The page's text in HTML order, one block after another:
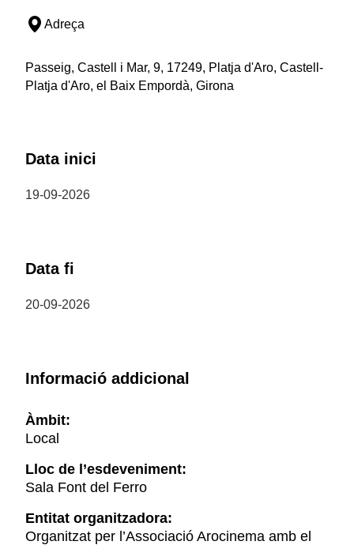
Adreça
Passeig, Castell i Mar, 9, 17249, Platja d'Aro, Castell-
Platja d'Aro, el Baix Empordà, Girona
Data inici
19-09-2026
Data fi
20-09-2026
Informació addicional
Àmbit:
Local
Lloc de l’esdeveniment:
Sala Font del Ferro
Entitat organitzadora:
Organitzat per l’Associació Arocinema amb el